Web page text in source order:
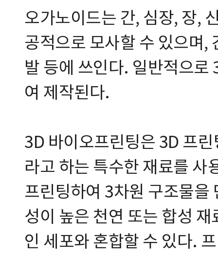
오가노이드는 간, 심장, 장,
공적으로 모사할 수 있으며,
발 등에 쓰인다. 일반적으로
여 제작된다.
3D 바이오프린팅은 3D 프
라고 하는 특수한 재료를 사
프린팅하여 3차원 구조물을
성이 높은 천연 또는 합성
인 세포와 혼합할 수 있다.